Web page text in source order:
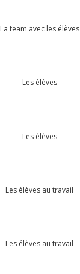
La team avec les élèves
Les élèves
Les élèves
Les élèves au travail
Les élèves au travail